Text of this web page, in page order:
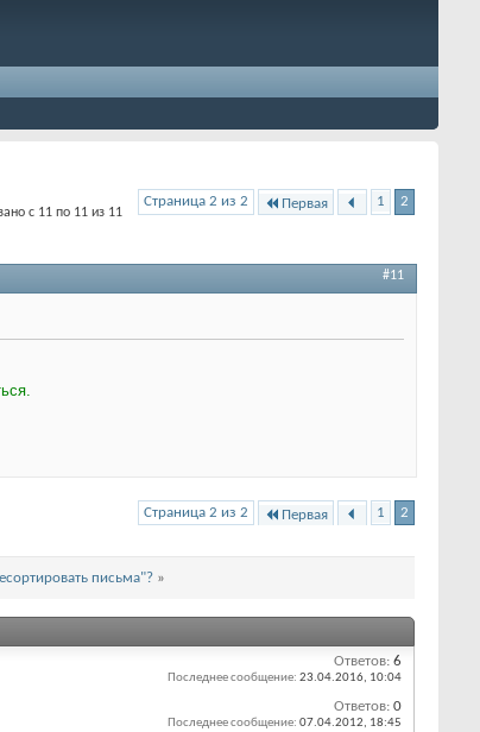
Страница 2 из 2 Первая 1 2
с 11 по 11 из 11
#11
Страница 2 из 2 Первая 1 2
письма"? »
Ответов: 6
Последнее сообщение: 23.04.2016, 10:04
Ответов: 0
Последнее сообщение: 07.04.2012, 18:45